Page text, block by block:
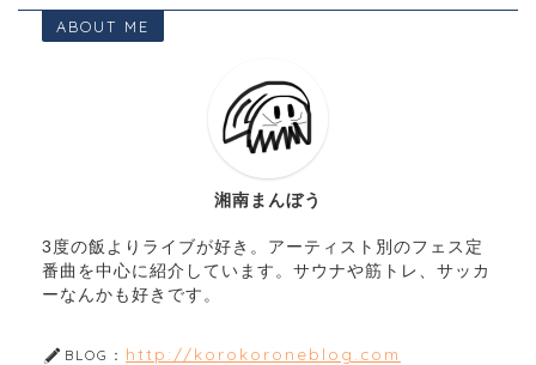
ABOUT ME
湘南まんぼう
3度の飯よりライブが好き。アーティスト別のフェス定
番曲を中心に紹介しています。サウナや筋トレ、サッカ
ーなんかも好きです。
BLOG： http://korokoroneblog.com